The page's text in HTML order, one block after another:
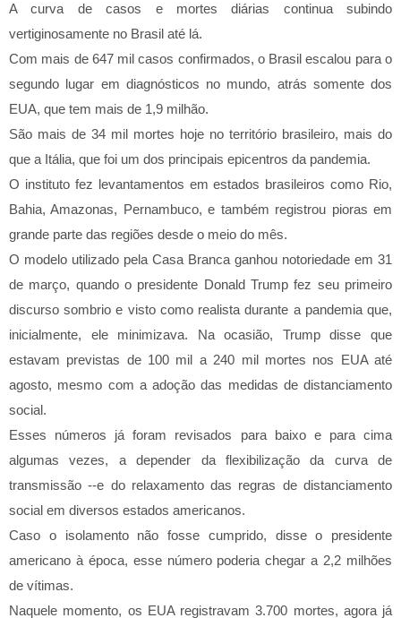
A curva de casos e mortes diárias continua subindo
vertiginosamente no Brasil até lá.
Com mais de 647 mil casos confirmados, o Brasil escalou para o
segundo lugar em diagnósticos no mundo, atrás somente dos
EUA, que tem mais de 1,9 milhão.
São mais de 34 mil mortes hoje no território brasileiro, mais do
que a Itália, que foi um dos principais epicentros da pandemia.
O instituto fez levantamentos em estados brasileiros como Rio,
Bahia, Amazonas, Pernambuco, e também registrou pioras em
grande parte das regiões desde o meio do mês.
O modelo utilizado pela Casa Branca ganhou notoriedade em 31
de março, quando o presidente Donald Trump fez seu primeiro
discurso sombrio e visto como realista durante a pandemia que,
inicialmente, ele minimizava. Na ocasião, Trump disse que
estavam previstas de 100 mil a 240 mil mortes nos EUA até
agosto, mesmo com a adoção das medidas de distanciamento
social.
Esses números já foram revisados para baixo e para cima
algumas vezes, a depender da flexibilização da curva de
transmissão --e do relaxamento das regras de distanciamento
social em diversos estados americanos.
Caso o isolamento não fosse cumprido, disse o presidente
americano à época, esse número poderia chegar a 2,2 milhões
de vítimas.
Naquele momento, os EUA registravam 3.700 mortes, agora já